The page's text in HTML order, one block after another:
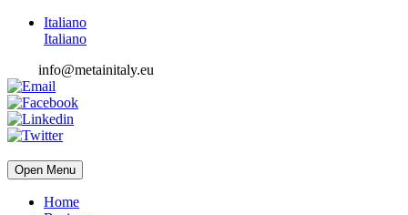
Italiano
Italiano
info@metainitaly.eu
Open Menu
Home